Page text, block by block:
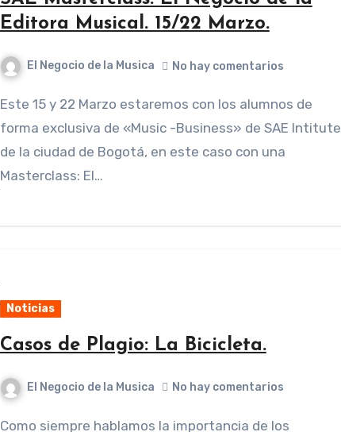
Editora Musical. 15/22 Marzo.
El Negocio de la Musica No hay comentarios
Este 15 y 22 Marzo estaremos con los alumnos de
forma exclusiva de «Music -Business» de SAE Intitute
de la ciudad de Bogotá, en este caso con una
Masterclass: El…
Noticias
Casos de Plagio: La Bicicleta.
El Negocio de la Musica No hay comentarios
Como siempre hablamos la importancia de los